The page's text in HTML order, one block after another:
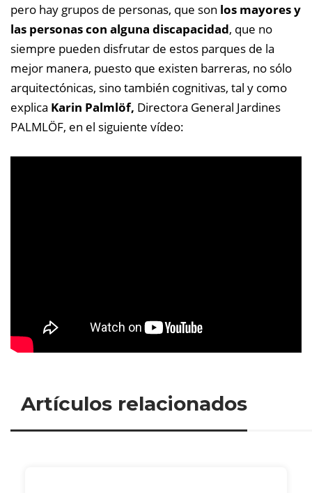
pero hay grupos de personas, que son los mayores y
las personas con alguna discapacidad, que no
siempre pueden disfrutar de estos parques de la
mejor manera, puesto que existen barreras, no sólo
arquitectónicas, sino también cognitivas, tal y como
explica Karin Palmlöf, Directora General Jardines
PALMLÖF, en el siguiente vídeo:
Artículos relacionados